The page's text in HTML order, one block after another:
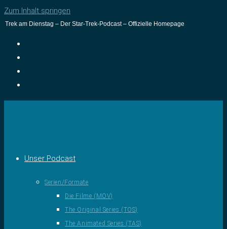
Zum Inhalt springen
Trek am Dienstag – Der Star-Trek-Podcast – Offizielle Homepage
Unser Podcast
Serien/Formate
Die Filme (MOV)
The Original Series (TOS)
The Animated Series (TAS)